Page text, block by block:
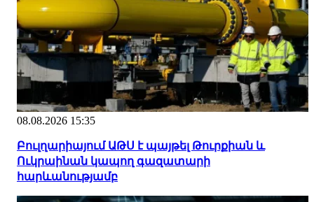
08.08.2026 15:35
Բուլղարիայում ԱԹՍ է պայթել Թուրքիան և
Ուկրաինան կապող գազատարի
հարևանությամբ